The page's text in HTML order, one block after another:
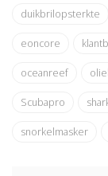
duikbrilopsterkte
eoncore
oceanreef
Scubapro
snorkelmasker